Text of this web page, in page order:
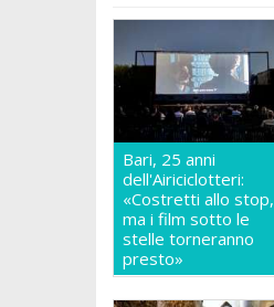
Bari, 25 anni
dell'Airiciclotteri:
«Costretti allo stop,
ma i film sotto le
stelle torneranno
presto»